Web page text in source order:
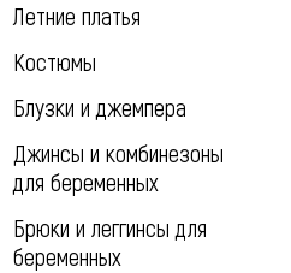
Летние платья
Костюмы
Блузки и джемпера
Джинсы и комбинезоны
для беременных
Брюки и леггинсы для
беременных